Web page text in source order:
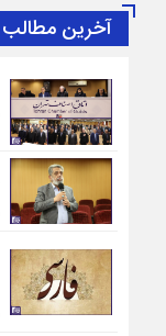
آخرین مطالب